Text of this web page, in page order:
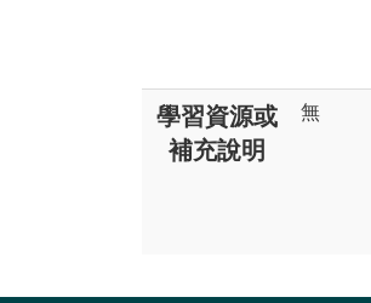
學習資源或
補充說明
無